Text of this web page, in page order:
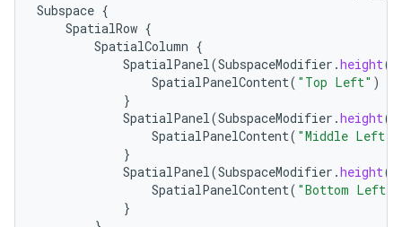
Subspace {
SpatialRow {
SpatialColumn {
SpatialPanel (SubspaceModifier .height(
SpatialPanelContent( "Top Left" )
}
SpatialPanel (SubspaceModifier .height(
SpatialPanelContent( "Middle Left"
}
SpatialPanel (SubspaceModifier .height(
SpatialPanelContent( "Bottom Left"
}